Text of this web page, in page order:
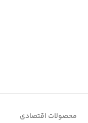
محصولات اقتصادی